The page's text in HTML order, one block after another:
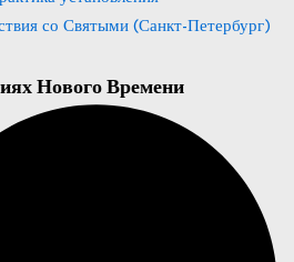
со Святыми (Санкт-Петербург)
Нового Времени